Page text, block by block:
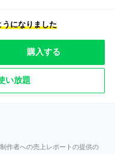
になりました
購入する
い放題
作者への売上レポートの提供の